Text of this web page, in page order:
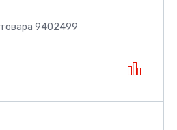
9402499